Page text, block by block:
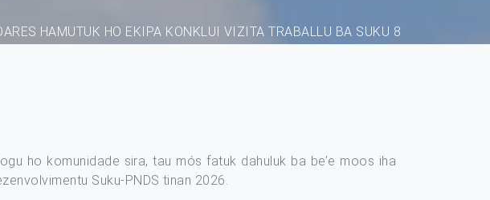
HAMUTUK HO EKIPA KONKLUI VIZITA TRABALLU BA SUKU 8
ho komunidade sira, tau mós fatuk dahuluk ba be’e moos iha
Suku-PNDS tinan 2026.